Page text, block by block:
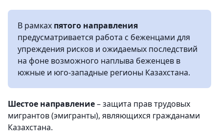
В рамках пятого направления
предусматривается работа с беженцами для
упреждения рисков и ожидаемых последствий
на фоне возможного наплыва беженцев в
южные и юго-западные регионы Казахстана.
Шестое направление– защита прав трудовых
мигрантов (эмигранты), являющихся гражданами
Казахстана.